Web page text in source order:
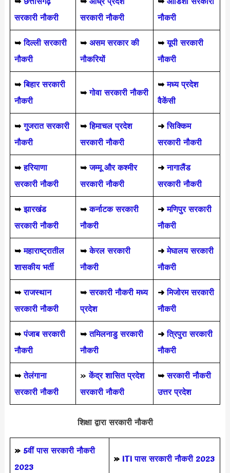
सरकारी नौकरी
सरकारी नौकरी
नौकरी
➥ दिल्ली सरकारी
नौकरी
➥ असम सरकार की
नौकरियों
➥ यूपी सरकारी
नौकरी
➥बिहार सरकारी
नौकरी
➥गोवा सरकारी नौकरी
➥ मध्य प्रदेश
वैकेंसी
➥ गुजरात सरकारी
नौकरी
➥हिमाचल प्रदेश
सरकारी नौकरी
➜ सिक्किम
सरकारी नौकरी
➥हरियाणा
सरकारी नौकरी
➥जम्मू और कश्मीर
सरकारी नौकरी
➜ नागालैंड
सरकारी नौकरी
➥ झारखंड
सरकारी नौकरी
➥ कर्नाटक सरकारी
नौकरी
➜ मणिपुर सरकारी
नौकरी
➥ महाराष्ट्रातील
शासकीय भर्ती
➥ केरल सरकारी
नौकरी
➜ मेघालय सरकारी
नौकरी
➥ राजस्थान
सरकारी नौकरी
➥सरकारी नौकरी मध्य
प्रदेश
➜मिजोरम सरकारी
नौकरी
➥ पंजाब सरकारी
नौकरी
➥ तमिलनाडु सरकारी
नौकरी
➜ त्रिपुरा सरकारी
नौकरी
➥तेलंगाना
सरकारी नौकरी
»केंद्र शासित प्रदेश
सरकारी नौकरी
➥ सरकारी नौकरी
उत्तर प्रदेश
शिक्षा द्वारा सरकारी नौकरी
» 5वीं पास सरकारी नौकरी
2023
» ITI पास सरकारी नौकरी 2023